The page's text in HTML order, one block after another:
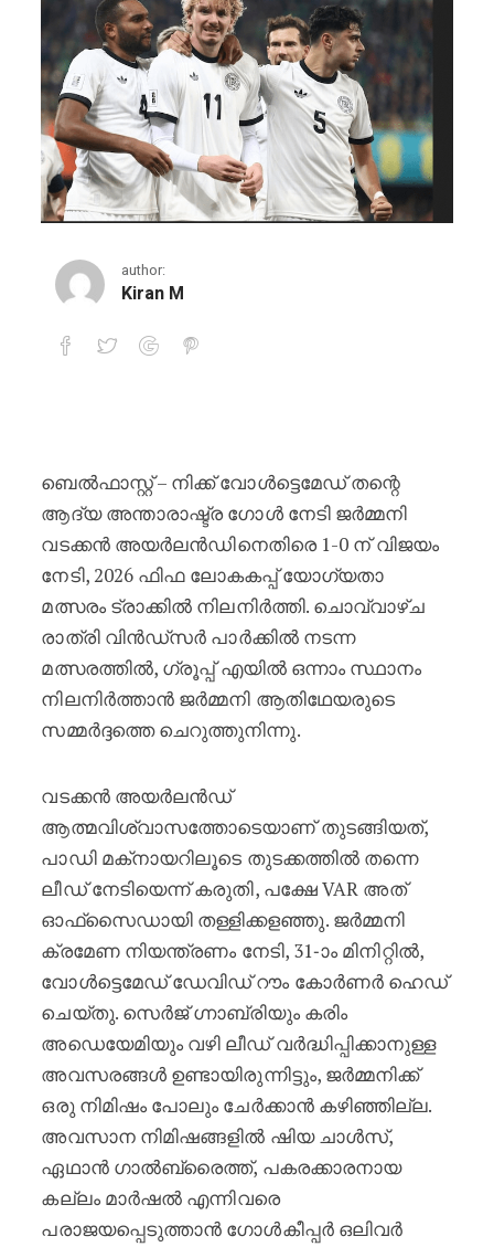
author:
Kiran M
ബെൽഫാസ്റ്റ് – നിക്ക് വോൾട്ടെമേഡ് തന്റെ
ആദ്യ അന്താരാഷ്ട്ര ഗോൾ നേടി ജർമ്മനി
വടക്കൻ അയർലൻഡിനെതിരെ 1-0 ന് വിജയം
നേടി, 2026 ഫിഫ ലോകകപ്പ് യോഗ്യതാ
മത്സരം ട്രാക്കിൽ നിലനിർത്തി. ചൊവ്വാഴ്ച
രാത്രി വിൻഡ്‌സർ പാർക്കിൽ നടന്ന
മത്സരത്തിൽ, ഗ്രൂപ്പ് എയിൽ ഒന്നാം സ്ഥാനം
നിലനിർത്താൻ ജർമ്മനി ആതിഥേയരുടെ
സമ്മർദ്ദത്തെ ചെറുത്തുനിന്നു.
വടക്കൻ അയർലൻഡ്
ആത്മവിശ്വാസത്തോടെയാണ് തുടങ്ങിയത്,
പാഡി മക്‌നായറിലൂടെ തുടക്കത്തിൽ തന്നെ
ലീഡ് നേടിയെന്ന് കരുതി, പക്ഷേ VAR അത്
ഓഫ്‌സൈഡായി തള്ളിക്കളഞ്ഞു. ജർമ്മനി
ക്രമേണ നിയന്ത്രണം നേടി, 31-ാം മിനിറ്റിൽ,
വോൾട്ടെമേഡ് ഡേവിഡ് റൗം കോർണർ ഹെഡ്
ചെയ്‌തു. സെർജ് ഗ്നാബ്രിയും കരിം
അഡെയേമിയും വഴി ലീഡ് വർദ്ധിപ്പിക്കാനുള്ള
അവസരങ്ങൾ ഉണ്ടായിരുന്നിട്ടും, ജർമ്മനിക്ക്
ഒരു നിമിഷം പോലും ചേർക്കാൻ കഴിഞ്ഞില്ല.
അവസാന നിമിഷങ്ങളിൽ ഷിയ ചാൾസ്,
ഏഥാൻ ഗാൽബ്രൈത്ത്, പകരക്കാരനായ
കല്ലം മാർഷൽ എന്നിവരെ
പരാജയപ്പെടുത്താൻ ഗോൾകീപ്പർ ഒലിവർ